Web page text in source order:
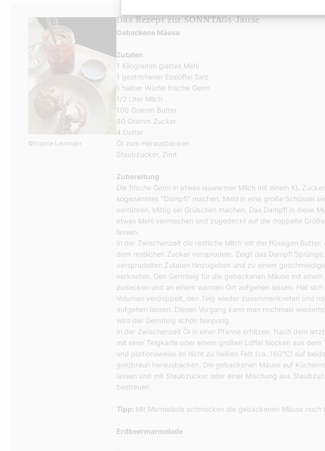
©Sophie Lauringer
Das Rezept zur SONNTAGs-Jause
Gebackene Mäuse
Zutaten
1 Kilogramm glattes Mehl
1 gestrichener Esslöffel Salz
1 halber Würfel frische Germ
1/2 Liter Milch
100 Gramm Butter
80 Gramm Zucker
4 Dotter
Öl zum Herausbacken
Staubzucker, Zimt
Zubereitung
Die frische Germ in etwas lauwarmer Milch mit einem KL
sogenanntes "Dampfl" machen. Mehl in eine große Schüssel
verrühren. Mittig ein Grübchen machen. Das Dampfl in diese
etwas Mehl vermischen und zugedeckt auf die doppelte
lassen.
In der Zwischenzeit die restliche Milch mit der flüssigen Butter,
dem restlichen Zucker versprudeln. Zeigt das Dampfl
versprudelten Zutaten hinzugeben und zu einem
verkneten. Den Germteig für die gebackenen Mäuse mit einem
zudecken und an einem warmen Ort aufgehen lassen. Hat sich
Volumen verdoppelt, den Teig wieder zusammenkneten und
aufgehen lassen. Diesen Vorgang kann man nochmals
wird der Germteig schön feinporig.
In der Zwischenzeit Öl in einer Pfanne erhitzen. Nach dem
mit einer Teigkarte oder einem großen Löffel Nocken aus dem
und portionsweise im nicht zu heißen Fett (ca. 160°C) auf
goldbraun herausbacken. Die gebackenen Mäuse auf
lassen und mit Staubzucker oder einer Mischung aus
bestreuen.
Tipp: Mit Marmelade schmecken die gebackenen Mäuse noch
Erdbeermarmelade